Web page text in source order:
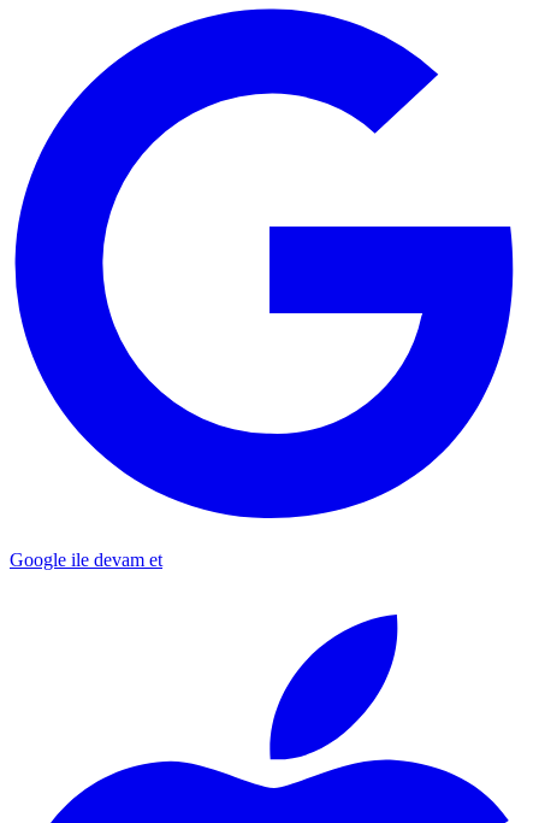
Google ile devam et